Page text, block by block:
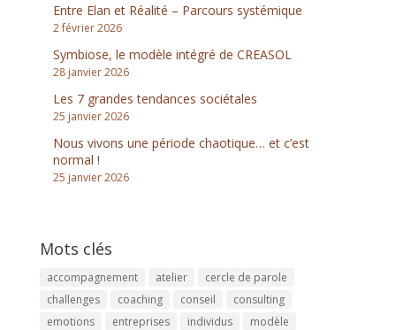
Entre Elan et Réalité – Parcours systémique
2 février 2026
Symbiose, le modèle intégré de CREASOL
28 janvier 2026
Les 7 grandes tendances sociétales
25 janvier 2026
Nous vivons une période chaotique… et c’est
normal !
25 janvier 2026
Mots clés
accompagnement atelier
cercle de parole
challenges
coaching conseil
consulting
emotions
entreprises individus
modèle